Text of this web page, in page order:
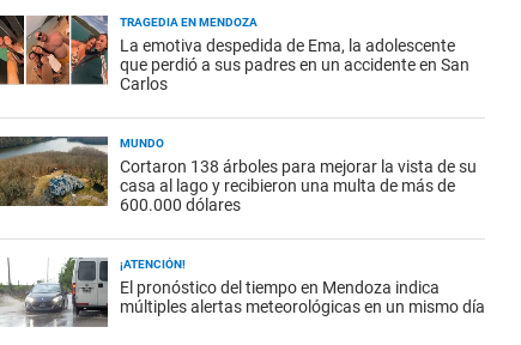
TRAGEDIA EN MENDOZA
La emotiva despedida de Ema, la adolescente
que perdió a sus padres en un accidente en San
Carlos
MUNDO
Cortaron 138 árboles para mejorar la vista de su
casa al lago y recibieron una multa de más de
600.000 dólares
¡ATENCIÓN!
El pronóstico del tiempo en Mendoza indica
múltiples alertas meteorológicas en un mismo día